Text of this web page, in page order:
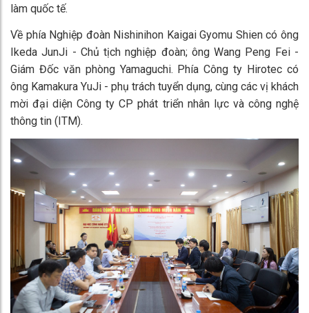
làm quốc tế.
Về phía Nghiệp đoàn Nishinihon Kaigai Gyomu Shien có ông
Ikeda JunJi - Chủ tịch nghiệp đoàn; ông Wang Peng Fei -
Giám Đốc văn phòng Yamaguchi. Phía Công ty Hirotec có
ông Kamakura YuJi - phụ trách tuyển dụng, cùng các vị khách
mời đại diện Công ty CP phát triển nhân lực và công nghệ
thông tin (ITM).